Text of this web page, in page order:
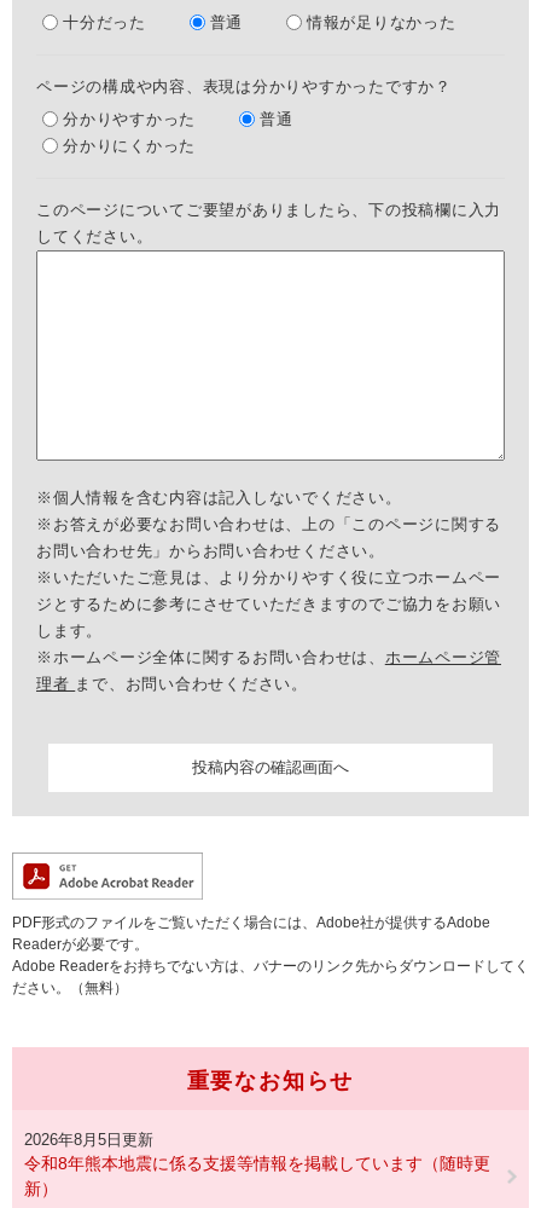
十分だった
普通 情報が足りなかった
ページの構成や内容、表現は分かりやすかったですか？
分かりやすかった
普通
分かりにくかった
このページについてご要望がありましたら、下の投稿欄に入力
してください。
※個人情報を含む内容は記入しないでください。
※お答えが必要なお問い合わせは、上の「このページに関する
お問い合わせ先」からお問い合わせください。
※いただいたご意見は、より分かりやすく役に立つホームペー
ジとするために参考にさせていただきますのでご協力をお願い
します。
※ホームページ全体に関するお問い合わせは、 ホームページ管
理者 まで、お問い合わせください。
PDF形式のファイルをご覧いただく場合には、Adobe社が提供するAdobe
Readerが必要です。
Adobe Readerをお持ちでない方は、バナーのリンク先からダウンロードしてく
ださい。（無料）
重要なお知らせ
2026年8月5日更新
令和8年熊本地震に係る支援等情報を掲載しています（随時更
新）